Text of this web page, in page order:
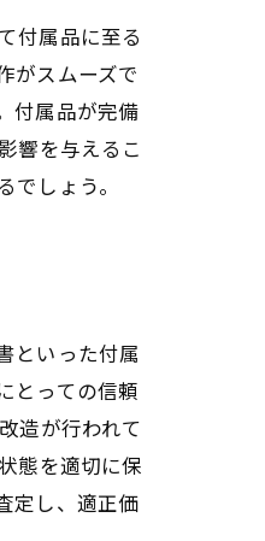
付属品に至る
がスムーズで
付属品が完備
響を与えるこ
しょう。
といった付属
とっての信頼
造が行われて
態を適切に保
定し、適正価